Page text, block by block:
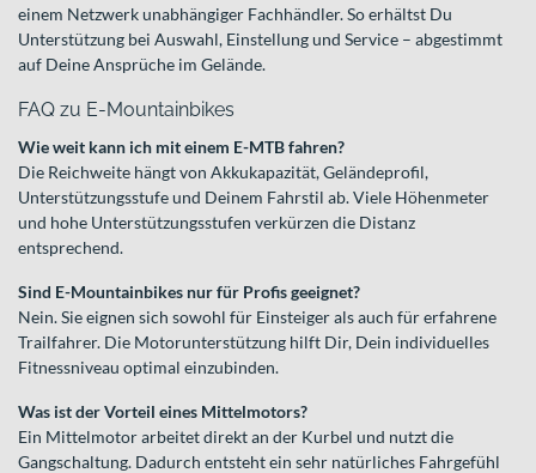
einem Netzwerk unabhängiger Fachhändler. So erhältst Du
Unterstützung bei Auswahl, Einstellung und Service – abgestimmt
auf Deine Ansprüche im Gelände.
FAQ zu E-Mountainbikes
Wie weit kann ich mit einem E-MTB fahren?
Die Reichweite hängt von Akkukapazität, Geländeprofil,
Unterstützungsstufe und Deinem Fahrstil ab. Viele Höhenmeter
und hohe Unterstützungsstufen verkürzen die Distanz
entsprechend.
Sind E-Mountainbikes nur für Profis geeignet?
Nein. Sie eignen sich sowohl für Einsteiger als auch für erfahrene
Trailfahrer. Die Motorunterstützung hilft Dir, Dein individuelles
Fitnessniveau optimal einzubinden.
Was ist der Vorteil eines Mittelmotors?
Ein Mittelmotor arbeitet direkt an der Kurbel und nutzt die
Gangschaltung. Dadurch entsteht ein sehr natürliches Fahrgefühl